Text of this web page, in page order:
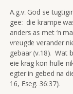
A.g.v. God se
gee: die krampe
anders as met ‘n
vreugde verander
gebaar (v.18). Wat
eie krag kon hulle
egter in gebed na
16, Eseg. 36:37).